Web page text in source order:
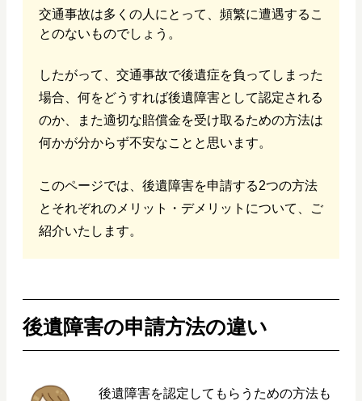
交通事故は多くの人にとって、頻繁に遭遇するこ
とのないものでしょう。
したがって、交通事故で後遺症を負ってしまった
場合、何をどうすれば後遺障害として認定される
のか、また適切な賠償金を受け取るための方法は
何かが分からず不安なことと思います。
このページでは、後遺障害を申請する2つの方法
とそれぞれのメリット・デメリットについて、ご
紹介いたします。
後遺障害の申請方法の違い
後遺障害を認定してもらうための方法も